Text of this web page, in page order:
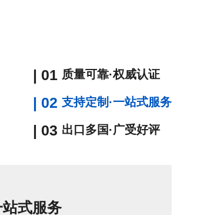
| 01 质量可靠·权威认证
| 02 支持定制·一站式服务
| 03 出口多国·广受好评
式服务